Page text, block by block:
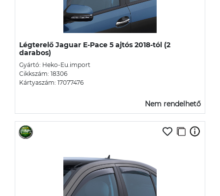
Légterelő Jaguar E-Pace 5 ajtós 2018-tól (2
darabos)
Gyártó: Heko-Eu.import
Cikkszám: 18306
Kártyaszám: 17077476
Nem rendelhető